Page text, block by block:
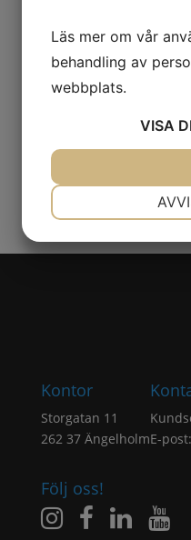
Att sälja
Att köpa
Annat/Övrigt
10 + 2=
Kontor
Storgatan 11
262 37 ÄngelholmE-post:
Följ oss!
Läs mer om vår
behandling av
webbplats.
VISA
MARKNADSFÖRING